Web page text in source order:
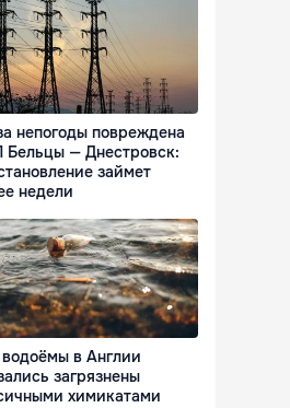
непогоды повреждена
— Днестровск:
займет
недели
водоёмы в Англии
загрязнены
химикатами